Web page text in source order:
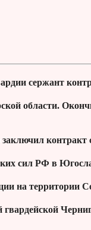
сержант
области.
сил РФ в
на территории